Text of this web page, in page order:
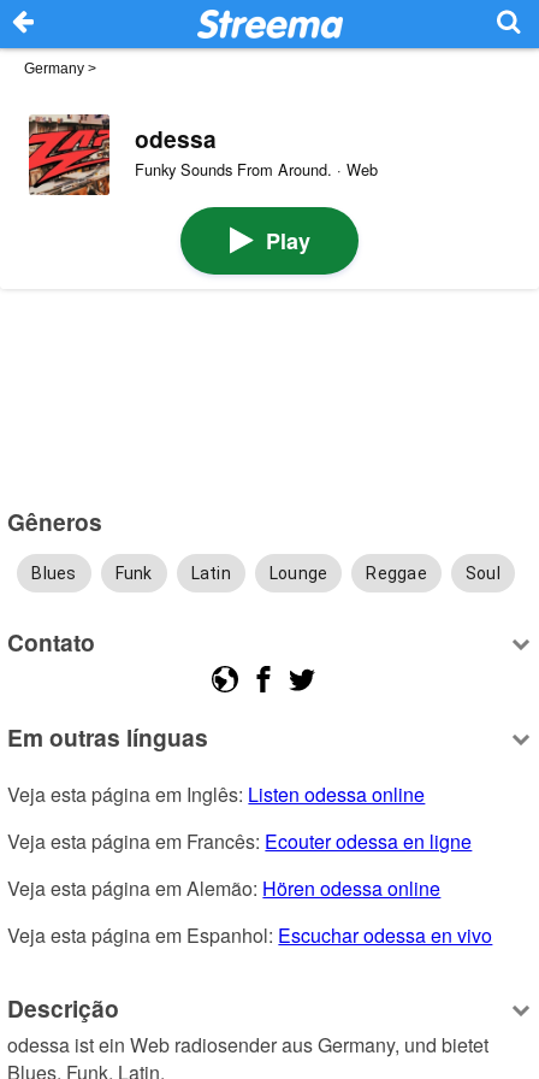
Germany >
odessa
Funky Sounds From Around. · Web
Play
Gêneros
Blues Funk Latin Lounge Reggae Soul
Contato
Em outras línguas
Veja esta página em Inglês: Listen odessa online
Veja esta página em Francês: Ecouter odessa en ligne
Veja esta página em Alemão: Hören odessa online
Veja esta página em Espanhol: Escuchar odessa en vivo
Descrição
odessa ist ein Web radiosender aus Germany, und bietet
Blues, Funk, Latin.